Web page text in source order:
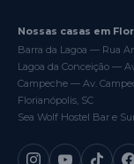
Nossas casas em
Barra da Lagoa — Rua
Lagoa da Conceição —
Campeche — Av.
Florianópolis, SC
Sea Wolf Hostel Bar e